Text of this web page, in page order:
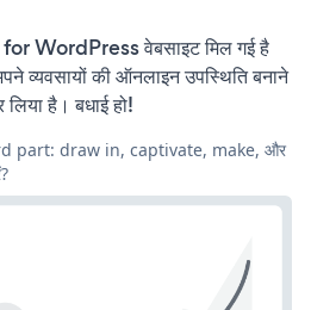
WordPress वेबसाइट मिल गई है
व्यवसायों की ऑनलाइन उपस्थिति बनाने
है। बधाई हो!
part: draw in, captivate, make, और